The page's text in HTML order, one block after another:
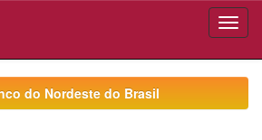
do Nordeste do Brasil